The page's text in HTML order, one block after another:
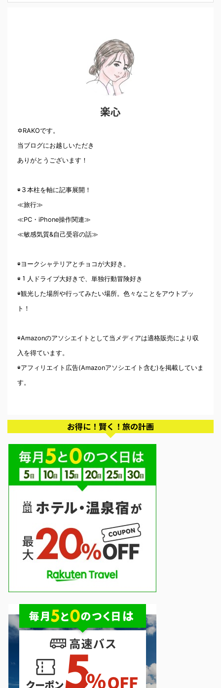
楽心
✡RAKOです。
当ブログにお越しいただき
ありがとうございます！
◉３本柱を軸に記事展開！
≪旅行≫
≪PC・iPhone操作関連≫
≪敏感気質&自己受容の話≫
◉ヨークシャテリアとチョコが大好き。
◉１人ドライブ大好きで、単独行動冒険好き
◉観光した場所や行ってみたい場所。色々なことをアウトプッ
ト！
◉Amazonのアソシエイトとして当メディアは適格販売により収
入を得ています。
◉アフィリエイト広告(Amazonアソシエイト含む)を掲載していま
す。
お得に！賢く！旅の計画